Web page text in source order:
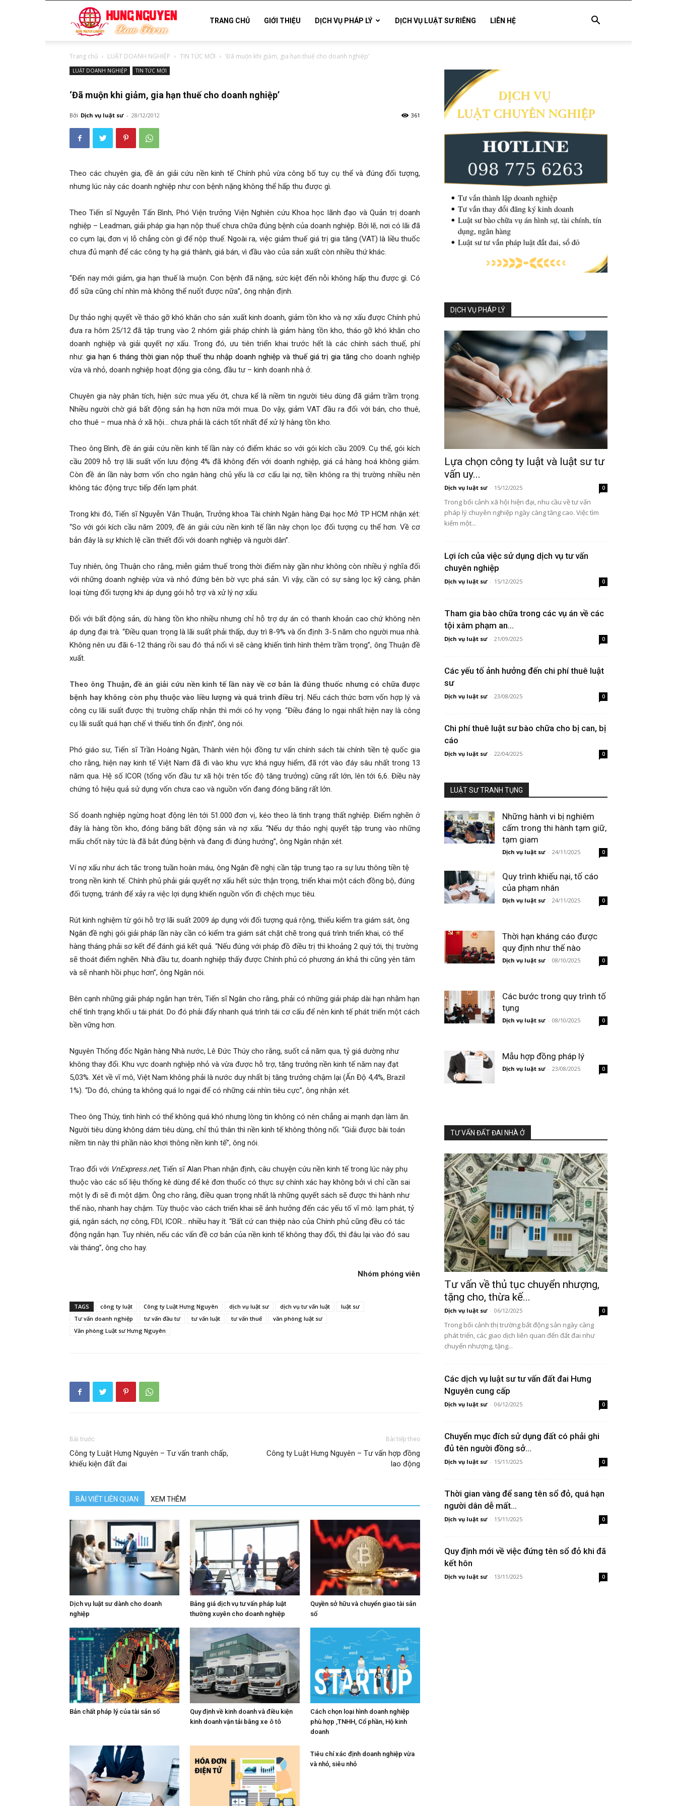
sư
uy
TRANG CHỦ GIỚI THIỆU DỊCH VỤ PHÁP LÝ DỊCH VỤ LUẬT SƯ RIÊNG LIÊN HỆ
Trang chủ LUẬT DOANH NGHIỆP TIN TỨC MỚI ‘Đã muộn khi giảm, gia hạn thuế cho doanh nghiệp’
LUẬT DOANH NGHIỆP TIN TỨC MỚI
‘Đã muộn khi giảm, gia hạn thuế cho doanh nghiệp’
Bởi Dịch vụ luật sư - 28/12/2012 361
Theo các chuyên gia, đề án giải cứu nền kinh tế Chính phủ vừa công bố tuy cụ thể và đúng đối tượng,
nhưng lúc này các doanh nghiệp như con bệnh nặng không thể hấp thu được gì.
Theo Tiến sĩ Nguyễn Tấn Bình, Phó Viện trưởng Viện Nghiên cứu Khoa học lãnh đạo và Quản trị doanh
nghiệp – Leadman, giải pháp gia hạn nộp thuế chưa chữa đúng bệnh của doanh nghiệp. Bởi lẽ, nơi có lãi đã
co cụm lại, đơn vị lỗ chẳng còn gì để nộp thuế. Ngoài ra, việc giảm thuế giá trị gia tăng (VAT) là liều thuốc
chưa đủ mạnh để các công ty hạ giá thành, giá bán, vì đầu vào của sản xuất còn nhiều thứ khác.
“Đến nay mới giảm, gia hạn thuế là muộn. Con bệnh đã nặng, sức kiệt đến nỗi không hấp thu được gì. Có
đổ sữa cũng chỉ nhìn mà không thể nuốt được nữa”, ông nhận định.
Dự thảo nghị quyết về tháo gỡ khó khăn cho sản xuất kinh doanh, giảm tồn kho và nợ xấu được Chính phủ
đưa ra hôm 25/12 đã tập trung vào 2 nhóm giải pháp chính là giảm hàng tồn kho, tháo gỡ khó khăn cho
doanh nghiệp và giải quyết nợ xấu. Trong đó, ưu tiên triển khai trước hết là các chính sách thuế, phí
như: gia hạn 6 tháng thời gian nộp thuế thu nhập doanh nghiệp và thuế giá trị gia tăng cho doanh nghiệp
vừa và nhỏ, doanh nghiệp hoạt động gia công, đầu tư – kinh doanh nhà ở.
Chuyên gia này phân tích, hiện sức mua yếu ớt, chưa kể là niềm tin người tiêu dùng đã giảm trầm trọng.
Nhiều người chờ giá bất động sản hạ hơn nữa mới mua. Do vậy, giảm VAT đầu ra đối với bán, cho thuê,
cho thuê – mua nhà ở xã hội… chưa phải là cách tốt nhất để xử lý hàng tồn kho.
Theo ông Bình, đề án giải cứu nền kinh tế lần này có điểm khác so với gói kích cầu 2009. Cụ thể, gói kích
cầu 2009 hỗ trợ lãi suất vốn lưu động 4% đã không đến với doanh nghiệp, giá cả hàng hoá không giảm.
Còn đề án lần này bơm vốn cho ngân hàng chủ yếu là cơ cấu lại nợ, tiền không ra thị trường nhiều nên
không tác động trực tiếp đến lạm phát.
Trong khi đó, Tiến sĩ Nguyễn Văn Thuận, Trưởng khoa Tài chính Ngân hàng Đại học Mở TP HCM nhận xét:
“So với gói kích cầu năm 2009, đề án giải cứu nền kinh tế lần này chọn lọc đối tượng cụ thể hơn. Về cơ
bản đây là sự khích lệ cần thiết đối với doanh nghiệp và người dân”.
Tuy nhiên, ông Thuận cho rằng, miễn giảm thuế trong thời điểm này gần như không còn nhiều ý nghĩa đối
với những doanh nghiệp vừa và nhỏ đứng bên bờ vực phá sản. Vì vậy, cần có sự sàng lọc kỹ càng, phân
loại từng đối tượng khi áp dụng gói hỗ trợ và xử lý nợ xấu.
Đối với bất động sản, dù hàng tồn kho nhiều nhưng chỉ hỗ trợ dự án có thanh khoản cao chứ không nên
áp dụng đại trà. “Điều quan trọng là lãi suất phải thấp, duy trì 8-9% và ổn định 3-5 năm cho người mua nhà.
Không nên ưu đãi 6-12 tháng rồi sau đó thả nổi vì sẽ càng khiến tình hình thêm trầm trọng”, ông Thuận đề
xuất.
Theo ông Thuận, đề án giải cứu nền kinh tế lần này về cơ bản là đúng thuốc nhưng có chữa được
bệnh hay không còn phụ thuộc vào liều lượng và quá trình điều trị. Nếu cách thức bơm vốn hợp lý và
công cụ lãi suất được thị trường chấp nhận thì mới có hy vọng. “Điều đáng lo ngại nhất hiện nay là công
cụ lãi suất quá hạn chế vì thiếu tính ổn định”, ông nói.
Phó giáo sư, Tiến sĩ Trần Hoàng Ngân, Thành viên hội đồng tư vấn chính sách tài chính tiền tệ quốc gia
cho rằng, hiện nay kinh tế Việt Nam đã đi vào khu vực khá nguy hiểm, đã rớt vào đáy sâu nhất trong 13
năm qua. Hệ số ICOR (tổng vốn đầu tư xã hội trên tốc độ tăng trưởng) cũng rất lớn, lên tới 6,6. Điều này
chứng tỏ hiệu quả sử dụng vốn chưa cao và nguồn vốn đang đóng băng rất lớn.
Số doanh nghiệp ngừng hoạt động lên tới 51.000 đơn vị, kéo theo là tình trạng thất nghiệp. Điểm nghẽn ở
đây là hàng tồn kho, đóng băng bất động sản và nợ xấu. “Nếu dự thảo nghị quyết tập trung vào những
mấu chốt này tức là đã bắt đúng bệnh và đang đi đúng hướng”, ông Ngân nhận xét.
Ví nợ xấu như ách tắc trong tuần hoàn máu, ông Ngân đề nghị cần tập trung tạo ra sự lưu thông tiền tệ
trong nền kinh tế. Chính phủ phải giải quyết nợ xấu hết sức thận trọng, triển khai một cách đồng bộ, đúng
đối tượng, tránh để xảy ra việc lợi dụng khiến nguồn vốn đi chệch mục tiêu.
Rút kinh nghiệm từ gói hỗ trợ lãi suất 2009 áp dụng với đối tượng quá rộng, thiếu kiểm tra giám sát, ông
Ngân đề nghị gói giải pháp lần này cần có kiểm tra giám sát chặt chẽ trong quá trình triển khai, có thể
hàng tháng phải sơ kết để đánh giá kết quả. “Nếu đúng với pháp đồ điều trị thì khoảng 2 quý tới, thị trường
sẽ thoát điểm nghẽn. Nhà đầu tư, doanh nghiệp thấy được Chính phủ có phương án khả thi cũng yên tâm
và sẽ nhanh hồi phục hơn”, ông Ngân nói.
Bên cạnh những giải pháp ngắn hạn trên, Tiến sĩ Ngân cho rằng, phải có những giải pháp dài hạn nhằm hạn
chế tình trạng khối u tái phát. Do đó phải đẩy nhanh quá trình tái cơ cấu để nên kinh tế phát triển một cách
bền vững hơn.
Nguyên Thống đốc Ngân hàng Nhà nước, Lê Đức Thúy cho rằng, suốt cả năm qua, tỷ giá dường như
không thay đổi. Khu vực doanh nghiệp nhỏ và vừa được hỗ trợ, tăng trưởng nền kinh tế năm nay đạt
5,03%. Xét về vĩ mô, Việt Nam không phải là nước duy nhất bị tăng trưởng chậm lại (Ấn Độ 4,4%, Brazil
1%). “Do đó, chúng ta không quá lo ngại để có những cái nhìn tiêu cực”, ông nhận xét.
Theo ông Thúy, tình hình có thể không quá khó nhưng lòng tin không có nên chẳng ai mạnh dạn làm ăn.
Người tiêu dùng không dám tiêu dùng, chỉ thủ thân thì nền kinh tế không thông nổi. “Giải được bài toán
niềm tin này thì phần nào khơi thông nền kinh tế”, ông nói.
Trao đổi với VnExpress.net, Tiến sĩ Alan Phan nhận định, câu chuyện cứu nền kinh tế trong lúc này phụ
thuộc vào các số liệu thống kê dùng để kê đơn thuốc có thực sự chính xác hay không bởi vì chỉ cần sai
một ly đi sẽ đi một dặm. Ông cho rằng, điều quan trọng nhất là những quyết sách sẽ được thi hành như
thế nào, nhanh hay chậm. Tùy thuộc vào cách triển khai sẽ ảnh hưởng đến các yếu tố vĩ mô: lạm phát, tỷ
giá, ngân sách, nợ công, FDI, ICOR… nhiều hay ít. “Bất cứ can thiệp nào của Chính phủ cũng đều có tác
động ngắn hạn. Tuy nhiên, nếu các vấn đề cơ bản của nền kinh tế không thay đổi, thì đâu lại vào đó sau
vài tháng”, ông cho hay.
Nhóm phóng viên
TAGS công ty luật Công ty Luật Hưng Nguyên dịch vụ luật sư dịch vụ tư vấn luật
luật sư
Tư vấn doanh nghiệp
tư vấn đầu tư tư vấn luật tư vấn thuế
văn phòng luật sư
Văn phòng Luật sư Hưng Nguyên
Bài trước
Công ty Luật Hưng Nguyên – Tư vấn tranh chấp,
khiếu kiện đất đai
Bài tiếp theo
Công ty Luật Hưng Nguyên – Tư vấn hợp đồng
lao động
BÀI VIẾT LIÊN QUAN XEM THÊM
Dịch vụ luật sư dành cho doanh
nghiệp
Bảng giá dịch vụ tư vấn pháp luật
thường xuyên cho doanh nghiệp
Quyền sở hữu và chuyển giao tài sản
số
Bản chất pháp lý của tài sản số
Quy định về kinh doanh và điều kiện
kinh doanh vận tải bằng xe ô tô
Cách chọn loại hình doanh nghiệp
phù hợp ,TNHH, Cổ phần, Hộ kinh
doanh
Tiêu chí xác định doanh nghiệp vừa
và nhỏ, siêu nhỏ
DỊCH VỤ PHÁP LÝ
Lựa chọn công ty luật và luật sư tư
vấn uy...
Dịch vụ luật sư - 15/12/2025 0
Trong bối cảnh xã hội hiện đại, nhu cầu về tư vấn
pháp lý chuyên nghiệp ngày càng tăng cao. Việc tìm
kiếm một...
Lợi ích của việc sử dụng dịch vụ tư vấn
chuyên nghiệp
Dịch vụ luật sư - 15/12/2025 0
Tham gia bào chữa trong các vụ án về các
tội xâm phạm an...
Dịch vụ luật sư - 21/09/2025 0
Các yếu tố ảnh hưởng đến chi phí thuê luật
sư
Dịch vụ luật sư - 23/08/2025 0
Chi phí thuê luật sư bào chữa cho bị can, bị
cáo
Dịch vụ luật sư - 22/04/2025 0
LUẬT SƯ TRANH TỤNG
Những hành vi bị nghiêm
cấm trong thi hành tạm giữ,
tạm giam
Dịch vụ luật sư - 24/11/2025 0
Quy trình khiếu nại, tố cáo
của phạm nhân
Dịch vụ luật sư - 24/11/2025 0
Thời hạn kháng cáo được
quy định như thế nào
Dịch vụ luật sư - 08/10/2025 0
Các bước trong quy trình tố
tụng
Dịch vụ luật sư - 08/10/2025 0
Mẫu hợp đồng pháp lý
Dịch vụ luật sư - 23/08/2025 0
TƯ VẤN ĐẤT ĐAI NHÀ Ở
Tư vấn về thủ tục chuyển nhượng,
tặng cho, thừa kế...
Dịch vụ luật sư - 06/12/2025 0
Trong bối cảnh thị trường bất động sản ngày càng
phát triển, các giao dịch liên quan đến đất đai như
chuyển nhượng, tặng...
Các dịch vụ luật sư tư vấn đất đai Hưng
Nguyên cung cấp
Dịch vụ luật sư - 06/12/2025 0
Chuyển mục đích sử dụng đất có phải ghi
đủ tên người đồng sở...
Dịch vụ luật sư - 15/11/2025 0
Thời gian vàng để sang tên sổ đỏ, quá hạn
người dân dễ mất...
Dịch vụ luật sư - 15/11/2025 0
Quy định mới về việc đứng tên sổ đỏ khi đã
kết hôn
Dịch vụ luật sư - 13/11/2025 0